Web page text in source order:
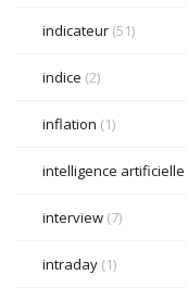
indicateur (51)
indice (2)
inflation (1)
intelligence artificielle
interview (7)
intraday (1)